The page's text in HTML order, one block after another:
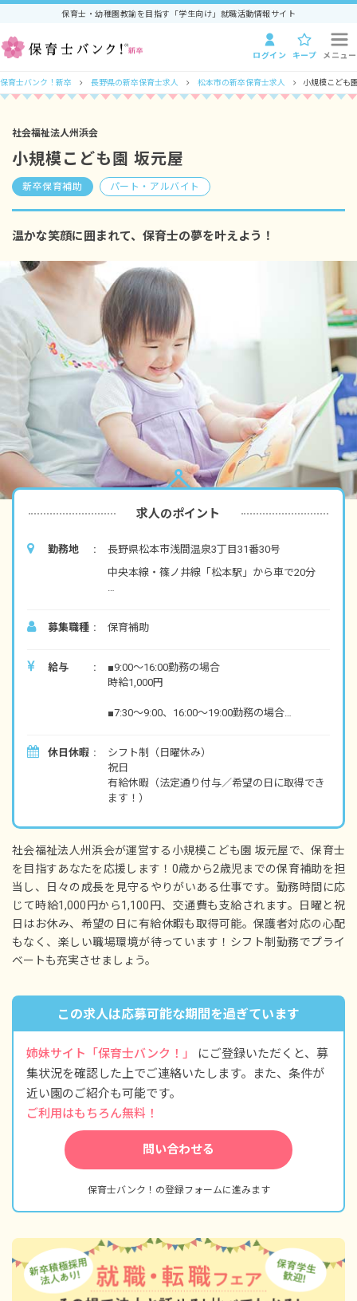
保育士・幼稚園教諭を目指す「学生向け」就職活動情報サイト
ログイン キープ メニュー
保育士バンク！新卒 長野県の新卒保育士求人 松本市の新卒保育士求人 小規模こども
社会福祉法人州浜会
小規模こども園 坂元屋
新卒保育補助 パート・アルバイト
温かな笑顔に囲まれて、保育士の夢を叶えよう！
求人のポイント
勤務地
長野県松本市浅間温泉3丁目31番30号
中央本線・篠ノ井線「松本駅」から車で20分
◇駅前には飲食店やコンビニが多数あり、ショ
利です。
募集職種 保育補助
給与
■9:00～16:00勤務の場合
時給1,000円
■7:30～9:00、16:00～19:00勤務の場合
・別途支給手当
交通費支給 200円／日
※試用期間：1カ月／同条件
休日休暇
シフト制（日曜休み）
祝日
有給休暇（法定通り付与／希望の日に取得でき
ます！）
社会福祉法人州浜会が運営する小規模こども園 坂元屋で、保育士
を目指すあなたを応援します！0歳から2歳児までの保育補助を担
当し、日々の成長を見守るやりがいある仕事です。勤務時間に応
じて時給1,000円から1,100円、交通費も支給されます。日曜と祝
日はお休み、希望の日に有給休暇も取得可能。保護者対応の心配
もなく、楽しい職場環境が待っています！シフト制勤務でプライ
ベートも充実させましょう。
この求人は応募可能な期間を過ぎています
姉妹サイト「保育士バンク！」
にご登録いただくと、募
集状況を確認した上でご連絡いたします。また、条件が
近い園のご紹介も可能です。
ご利用はもちろん無料！
問い合わせる
保育士バンク！の登録フォームに進みます